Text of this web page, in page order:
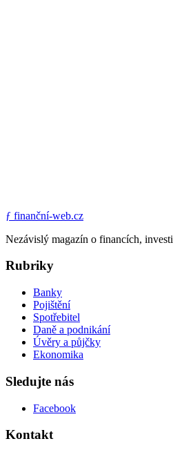
ƒ finanční-web.cz
Nezávislý magazín o financích,
Rubriky
Banky
Pojištění
Spotřebitel
Daně a podnikání
Úvěry a půjčky
Ekonomika
Sledujte nás
Facebook
Kontakt